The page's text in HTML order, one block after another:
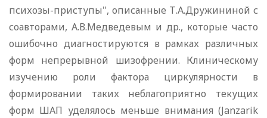
психозы-приступы", описанные Т.А.Дружининой с
соавторами, А.В.Медведевым и др., которые часто
ошибочно диагностируются в рамках различных
форм непрерывной шизофрении. Клиническому
изучению роли фактора циркулярности в
формировании таких неблагоприятно текущих
форм ШАП уделялось меньше внимания (Janzarik